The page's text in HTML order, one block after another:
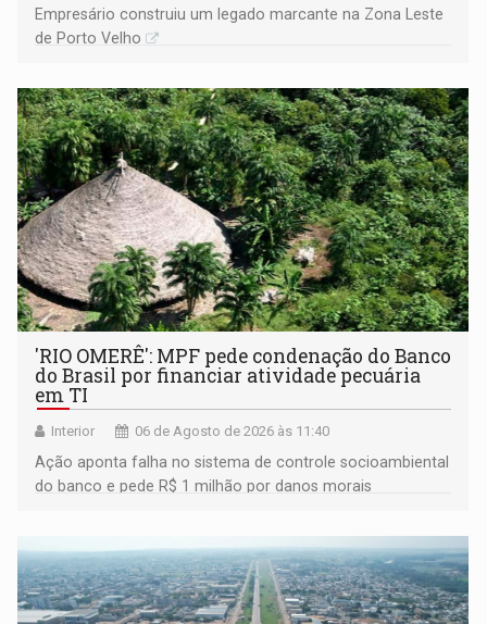
Empresário construiu um legado marcante na Zona Leste
de Porto Velho
'RIO OMERÊ': MPF pede condenação do Banco
do Brasil por financiar atividade pecuária
em TI
Interior 06 de Agosto de 2026 às 11:40
Ação aponta falha no sistema de controle socioambiental
do banco e pede R$ 1 milhão por danos morais